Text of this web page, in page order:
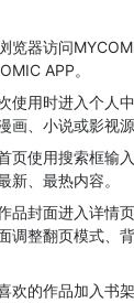
览器访问
APP。
使用时进入个人
画、小说或影视源
页使用搜索框输
新、最热内容。
品封面进入详情
调整翻页模式、
欢的作品加入书